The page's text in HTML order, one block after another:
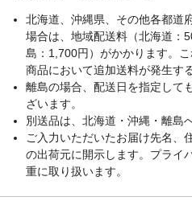
北海道、沖縄県、その他各都道
場合は、地域配送料（北海道：
島：1,700円）がかかります。
商品において追加送料が発生す
離島の場合、配送日を指定して
ざいます。
別送品は、北海道・沖縄・離島
ご入力いただいたお届け先名、
の出荷元に開示します。プライ
重に取り扱います。